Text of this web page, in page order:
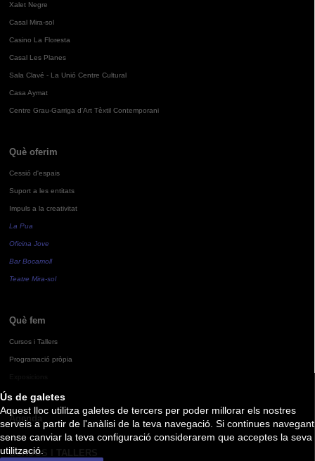
Ús de galetes
Aquest lloc utilitza galetes de tercers per poder millorar els nostres
serveis a partir de l'anàlisi de la teva navegació. Si continues navegant
sense canviar la teva configuració considerarem que acceptes la seva
utilització.
Xalet Negre
Casal Mira-sol
Casino La Floresta
Casal Les Planes
Sala Clavé - La Unió Centre Cultural
Casa Aymat
Centre Grau-Garriga d'Art Tèxtil Contemporani
Què oferim
Cessió d'espais
Suport a les entitats
Impuls a la creativitat
La Pua
Oficina Jove
Bar Bocamoll
Teatre Mira-sol
Què fem
Cursos i Tallers
Programació pròpia
Agenda
CURSOS I TALLERS